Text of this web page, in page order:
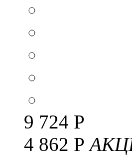
9 724 Р
4 862 Р